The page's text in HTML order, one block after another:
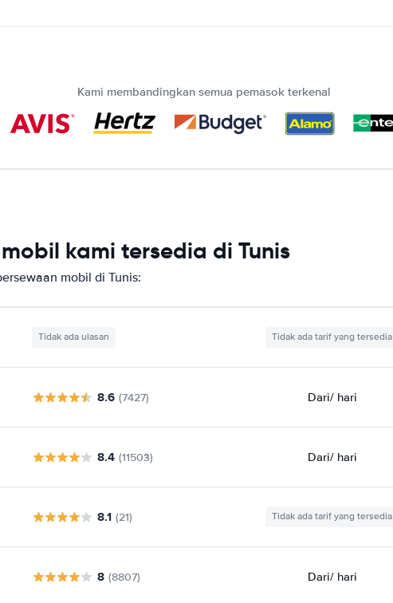
Kami membandingkan semua pemasok terkenal
kami tersedia di Tunis
mobil di Tunis:
Tidak ada ulasan Tidak ada tarif yang tersedia
8.6 (7427) Dari/ hari
8.4 (11503) Dari/ hari
8.1 (21) Tidak ada tarif yang tersedia
8 (8807) Dari/ hari